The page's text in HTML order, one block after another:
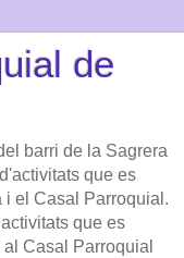
de
barri de la Sagrera
que es
i el Casal Parroquial.
que es
Casal Parroquial